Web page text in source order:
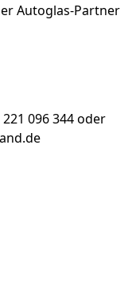
Autoglas-Partner
096 344 oder
Profile